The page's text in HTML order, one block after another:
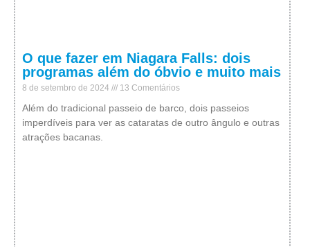
O que fazer em Niagara Falls: dois
programas além do óbvio e muito mais
8 de setembro de 2024 13 Comentários
Além do tradicional passeio de barco, dois passeios
imperdíveis para ver as cataratas de outro ângulo e outras
atrações bacanas.